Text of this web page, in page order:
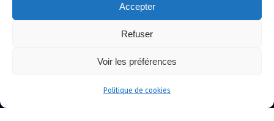
Accepter
Refuser
Voir les préférences
Politique de cookies
Politique de confidentialité -
© Copyright 2024 Atlantic Confort Sécurité